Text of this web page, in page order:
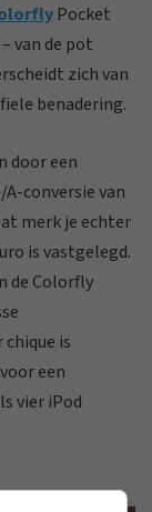
Pocket
van de pot
zich van
benadering.
door een
conversie van
merk je echter
is vastgelegd.
de Colorfly
is
een
vier iPod